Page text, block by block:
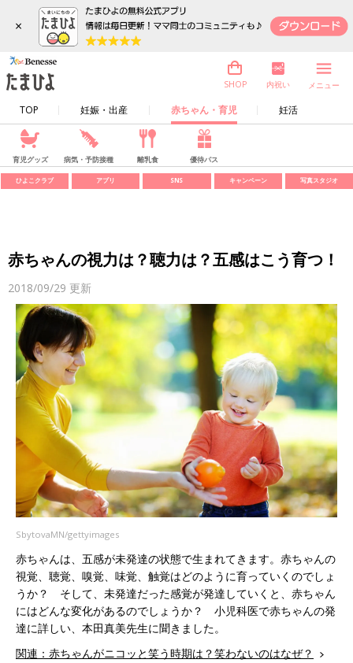
×
TOP 妊娠・出産 赤ちゃん・育児 妊活
SHOP 内祝い メニュー
育児グッズ 病気・予防接種 離乳食 優待パス
ひよこクラブ アプリ SNS キャンペーン 写真スタジオ
赤ちゃんの視力は？聴力は？五感はこう育つ！
2018/09/29 更新
SbytovaMN/gettyimages
赤ちゃんは、五感が未発達の状態で生まれてきます。赤ちゃんの
視覚、聴覚、嗅覚、味覚、触覚はどのように育っていくのでしょ
うか？ そして、未発達だった感覚が発達していくと、赤ちゃん
にはどんな変化があるのでしょうか？ 小児科医で赤ちゃんの発
達に詳しい、本田真美先生に聞きました。
関連：赤ちゃんがニコッと笑う時期は？笑わないのはなぜ？